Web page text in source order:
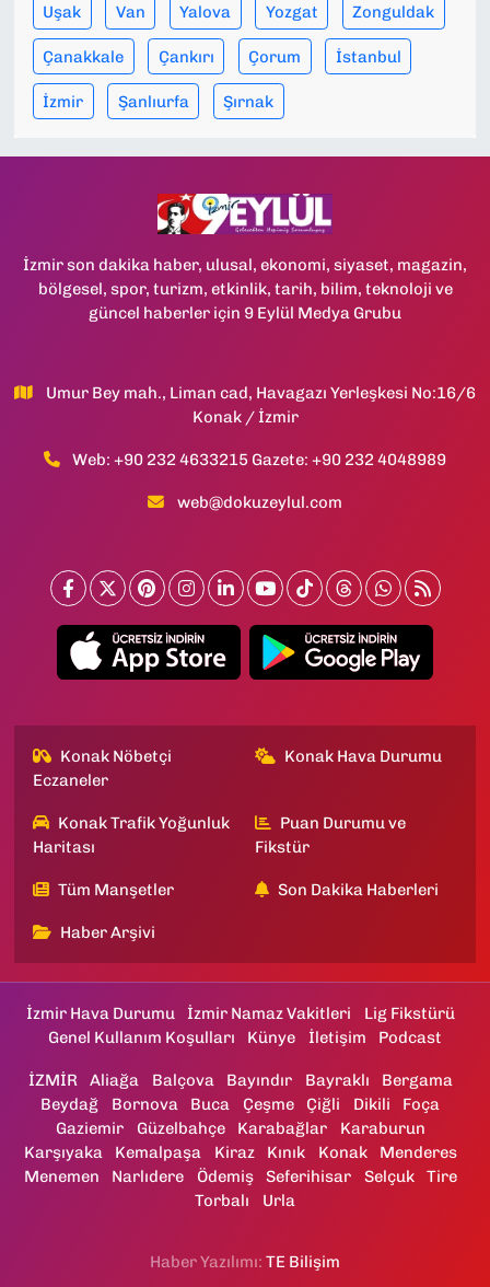
Uşak Van Yalova Yozgat Zonguldak
Çanakkale Çankırı Çorum İstanbul
İzmir Şanlıurfa Şırnak
İzmir son dakika haber, ulusal, ekonomi, siyaset, magazin,
bölgesel, spor, turizm, etkinlik, tarih, bilim, teknoloji ve
güncel haberler için 9 Eylül Medya Grubu
Umur Bey mah., Liman cad, Havagazı Yerleşkesi No:16/6
Konak / İzmir
Web: +90 232 4633215 Gazete: +90 232 4048989
web@dokuzeylul.com
Konak Nöbetçi
Eczaneler
Konak Hava Durumu
Konak Trafik Yoğunluk
Haritası
Puan Durumu ve
Fikstür
Tüm Manşetler Son Dakika Haberleri
Haber Arşivi
İzmir Hava Durumu İzmir Namaz Vakitleri
Lig Fikstürü
Genel Kullanım Koşulları
Künye İletişim Podcast
İZMİR Aliağa Balçova Bayındır Bayraklı
Bergama
Beydağ
Bornova Buca Çeşme Çiğli Dikili
Foça
Gaziemir
Güzelbahçe Karabağlar
Karaburun
Karşıyaka
Kemalpaşa Kiraz Kınık Konak
Menderes
Menemen
Narlıdere Ödemiş Seferihisar Selçuk
Tire
Torbalı
Urla
Haber Yazılımı: TE Bilişim